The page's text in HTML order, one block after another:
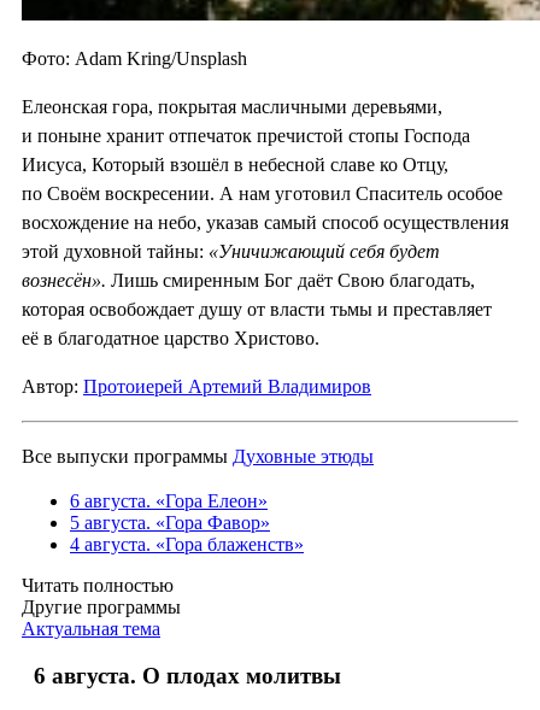
Фото: Adam Kring/Unsplash
Елеонская гора, покрытая масличными деревьями,
и поныне хранит отпечаток пречистой стопы Господа
Иисуса, Который взошёл в небесной славе ко Отцу,
по Своём воскресении. А нам уготовил Спаситель особое
восхождение на небо, указав самый способ осуществления
этой духовной тайны: «Уничижающий себя будет
вознесён». Лишь смиренным Бог даёт Свою благодать,
которая освобождает душу от власти тьмы и преставляет
её в благодатное царство Христово.
Автор: Протоиерей Артемий Владимиров
Все выпуски программы Духовные этюды
6 августа. «Гора Елеон»
5 августа. «Гора Фавор»
4 августа. «Гора блаженств»
Читать полностью
Другие программы
Актуальная тема
6 августа. О плодах молитвы